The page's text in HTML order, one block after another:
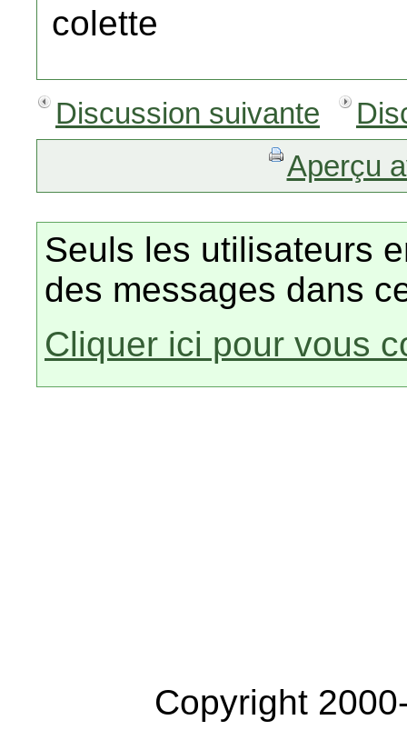
colette
Discussion suivante
Aperçu
Seuls les utilisateurs
des messages dans
Cliquer ici pour vous
Copyright